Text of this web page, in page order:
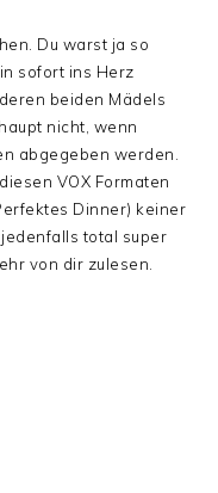
Du warst ja so
sofort ins Herz
beiden Mädels
nicht, wenn
abgegeben werden.
VOX Formaten
Dinner) keiner
total super
von dir zulesen.